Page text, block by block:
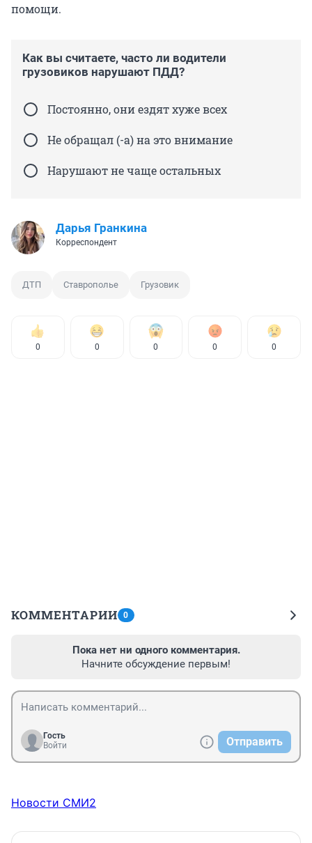
помощи.
Как вы считаете, часто ли водители
грузовиков нарушают ПДД?
Постоянно, они ездят хуже всех
Не обращал (-а) на это внимание
Нарушают не чаще остальных
Дарья Гранкина
Корреспондент
ДТП Ставрополье Грузовик
0 0 0 0 0
КОММЕНТАРИИ 0
Пока нет ни одного комментария.
Начните обсуждение первым!
Гость
Войти
Отправить
Новости СМИ2